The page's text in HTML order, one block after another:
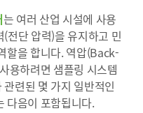
는 여러 산업 시설에 사용
전단 압력)을 유지하고 민
할을 합니다. 역압(Back-
용하려면 샘플링 시스템
련된 몇 가지 일반적인
다음이 포함됩니다.